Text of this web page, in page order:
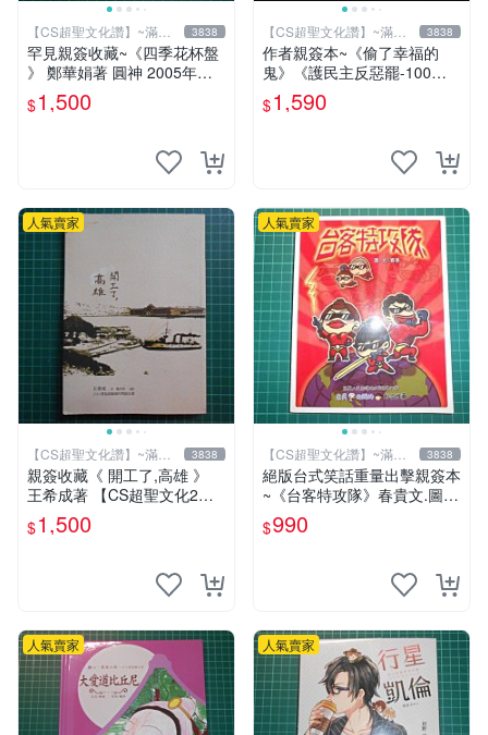
【CS超聖文化讚】~滿千
元送運
3838
罕見親簽收藏~《四季花杯盤
》 鄭華娟著 圓神 2005年初
版【CS超聖文化2讚】
$1,500
【CS超聖文化讚】~滿千
元送運
3838
作者親簽本~《偷了幸福的
鬼》《護民主反惡罷-100萬
步走大安》二本合售 羅智強
著 精裝小冊【CS超聖文化
$1,590
人氣賣家
【CS超聖文化讚】~滿千
元送運
3838
親簽收藏《 開工了,高雄 》
王希成著 【CS超聖文化2
讚】
$1,500
人氣賣家
【CS超聖文化讚】~滿千
元送運
3838
絕版台式笑話重量出擊親簽本
~《台客特攻隊》春貴文.圖
布克文化【CS超聖文化2讚】
$990
人氣賣家 人氣賣家